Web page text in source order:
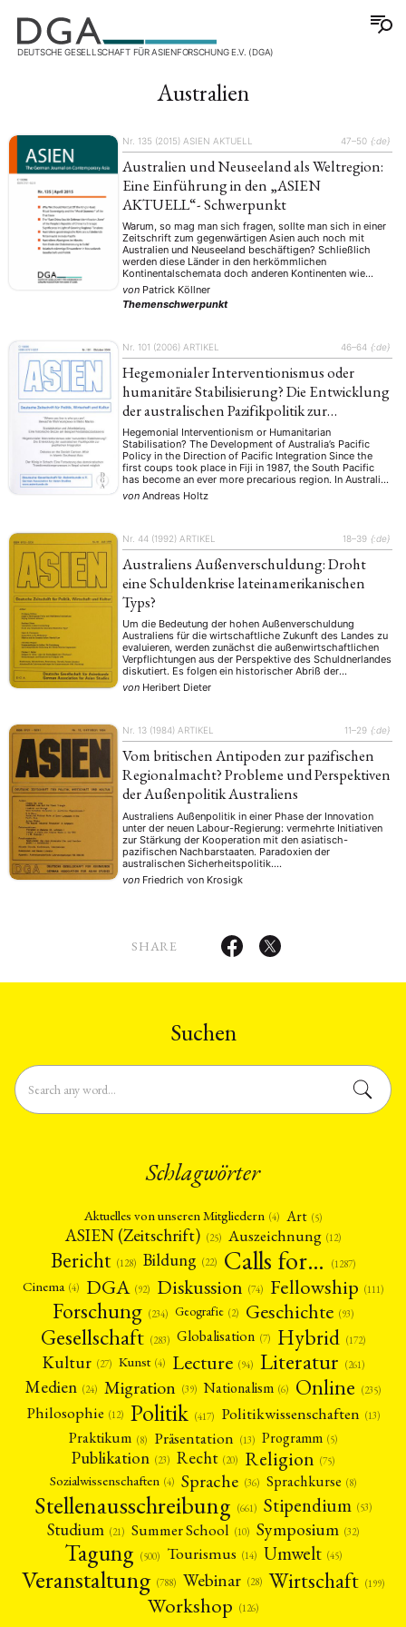
DEUTSCHE GESELLSCHAFT FÜR ASIENFORSCHUNG E.V. (DGA)
ARBEITSKREISE VERANSTALTUNGEN
Australien
Nr. 135 (2015) ASIEN AKTUELL 47–50 {:de}
Australien und Neuseeland als Weltregion:
Eine Einführung in den „ASIEN
AKTUELL“- Schwerpunkt
Warum, so mag man sich fragen, sollte man sich in einer
Zeitschrift zum gegenwärtigen Asien auch noch mit
Australien und Neuseeland beschäftigen? Schließlich
werden diese Länder in den herkömmlichen
Kontinentalschemata doch anderen Kontinenten wie
Australien, Ozeanien oder Australasien zugeordnet. Im
Folgenden wird erstens argumentiert, dass das Denken in
Kategorien von Kontinenten konzeptionell und analytisch
von Patrick Köllner
Themenschwerpunkt
Nr. 101 (2006) ARTIKEL 46–64 {:de}
Hegemonialer Interventionismus oder
humanitäre Stabilisierung? Die Entwicklung
der australischen Pazifikpolitik zur
pazifischen Integration
Hegemonial Interventionism or Humanitarian
Stabilisation? The Development of Australia’s Pacific
Policy in the Direction of Pacific Integration Since the
first coups took place in Fiji in 1987, the South Pacific
has become an ever more precarious region. In Australia’s
eyes, the arc of instability in Melanesia is the main
reason for concern. After the attacks …
von Andreas Holtz
Nr. 44 (1992) ARTIKEL 18–39 {:de}
Australiens Außenverschuldung: Droht
eine Schuldenkrise lateinamerikanischen
Typs?
Um die Bedeutung der hohen Außenverschuldung
Australiens für die wirtschaftliche Zukunft des Landes zu
evaluieren, werden zunächst die außenwirtschaftlichen
Verpflichtungen aus der Perspektive des Schuldnerlandes
diskutiert. Es folgen ein historischer Abriß der
Außenverschuldung sowie eine Analyse ihrer Struktur und
der übrigen außenwirtschaftlichen Verbindlichkeiten. Ein
Schuldnern.
von Heribert Dieter
Nr. 13 (1984) ARTIKEL 11–29 {:de}
Vom britischen Antipoden zur pazifischen
Regionalmacht? Probleme und Perspektiven
der Außenpolitik Australiens
Australiens Außenpolitik in einer Phase der Innovation
unter der neuen Labour-Regierung: vermehrte Initiativen
zur Stärkung der Kooperation mit den asiatisch-
pazifischen Nachbarstaaten. Paradoxien der
australischen Sicherheitspolitik.
Transformationstendenzen der Außenwirtschaft des
Landes: Abhängigkeit Australiens vom japanischen
von Friedrich von Krosigk
SHARE
Suchen
Schlagwörter
Aktuelles von unseren Mitgliedern (4) Art (5)
ASIEN (Zeitschrift) (25) Auszeichnung (12)
Bericht (128) Bildung (22) Calls for… (1287)
Cinema (4) DGA (92) Diskussion (74) Fellowship (111)
Forschung (234) Geografie (2) Geschichte (93)
Gesellschaft (283) Globalisation (7) Hybrid (172)
Kultur (27) Kunst (4) Lecture (94) Literatur (261)
Medien (24) Migration (39) Nationalism (6) Online (235)
Philosophie (12) Politik (417) Politikwissenschaften (13)
Praktikum (8) Präsentation (13) Programm (5)
Publikation (23) Recht (20) Religion (75)
Sozialwissenschaften (4) Sprache (36) Sprachkurse (8)
Stellenausschreibung (661) Stipendium (53)
Studium (21) Summer School (10) Symposium (32)
Tagung (500) Tourismus (14) Umwelt (45)
Veranstaltung (788) Webinar (28) Wirtschaft (199)
Workshop (126)